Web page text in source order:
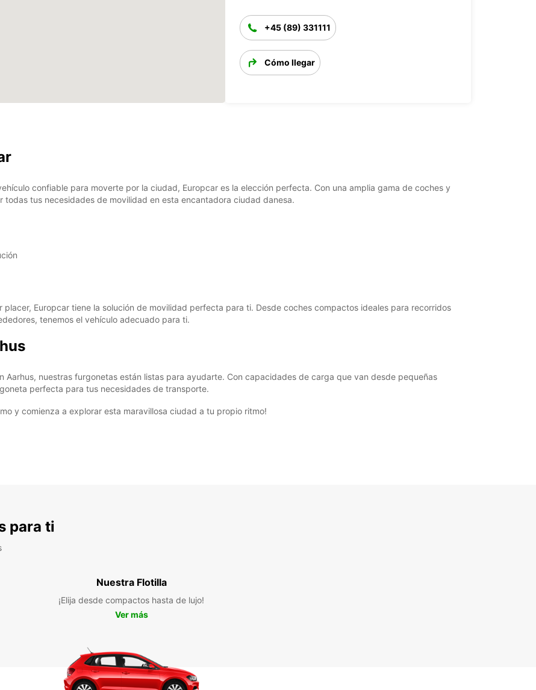
+45 (89) 331111
Cómo llegar
confiable para moverte por la ciudad, Europcar es la elección perfecta. Con una amplia gama de coches y
tus necesidades de movilidad en esta encantadora ciudad danesa.
Europcar tiene la solución de movilidad perfecta para ti. Desde coches compactos ideales para recorridos
tenemos el vehículo adecuado para ti.
Aarhus, nuestras furgonetas están listas para ayudarte. Con capacidades de carga que van desde pequeñas
perfecta para tus necesidades de transporte.
y comienza a explorar esta maravillosa ciudad a tu propio ritmo!
para ti
Nuestra Flotilla
¡Elija desde compactos hasta de lujo!
Ver más